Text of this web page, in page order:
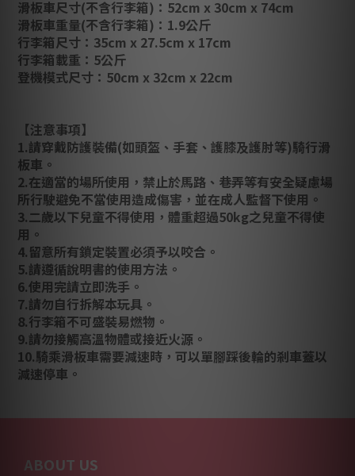
滑板車尺寸(不含行李箱)：52cm x 30cm x 74cm
滑板車重量(不含行李箱)：1.9公斤
行李箱尺寸：35cm x 27.5cm x 17cm
行李箱載重：5公斤
登機模式尺寸：50cm x 32cm x 22cm
【注意事項】
1.請穿戴防護裝備(如頭盔、手套、護膝及護肘等)騎行滑
板車。
2.在適當的場所使用，禁止於馬路、巷弄等有安全疑慮場
所行駛避免不當使用造成傷害，並在成人監督下使用。
3.二歲以下兒童不得使用，體重超過50kg之兒童不得使
用。
4.留意所有鎖定裝置必須予以咬合。
5.請遵循說明書的使用方法。
6.使用完請立即洗手。
7.請勿自行拆解本玩具。
8.行李箱不可盛裝易燃物。
9.請勿接觸高溫物體或接近火源。
10.騎乘滑板車需要減速時，可以單腳踩後輪的剎車蓋以
減速停車。
ABOUT US